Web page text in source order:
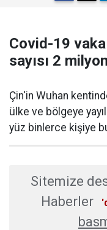
Covid-19
sayısı 2
Çin'in Wuhan
ülke ve bölgeye
yüz binlerce kişiye
Sitemize
Haberler